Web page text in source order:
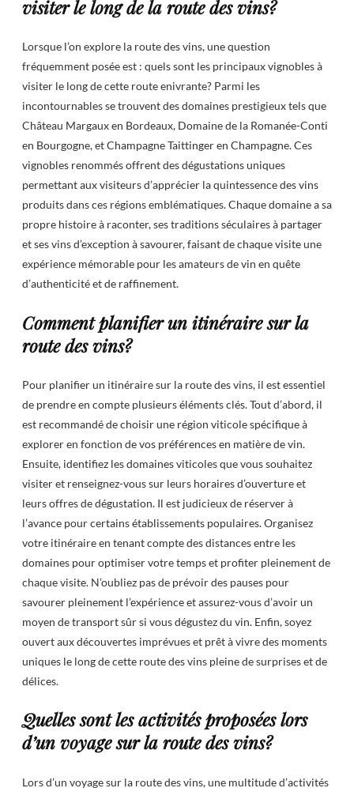
visiter le long de la route des vins?
Lorsque l’on explore la route des vins, une question
fréquemment posée est : quels sont les principaux vignobles à
visiter le long de cette route enivrante? Parmi les
incontournables se trouvent des domaines prestigieux tels que
Château Margaux en Bordeaux, Domaine de la Romanée-Conti
en Bourgogne, et Champagne Taittinger en Champagne. Ces
vignobles renommés offrent des dégustations uniques
permettant aux visiteurs d’apprécier la quintessence des vins
produits dans ces régions emblématiques. Chaque domaine a sa
propre histoire à raconter, ses traditions séculaires à partager
et ses vins d’exception à savourer, faisant de chaque visite une
expérience mémorable pour les amateurs de vin en quête
d’authenticité et de raffinement.
Comment planifier un itinéraire sur la
route des vins?
Pour planifier un itinéraire sur la route des vins, il est essentiel
de prendre en compte plusieurs éléments clés. Tout d’abord, il
est recommandé de choisir une région viticole spécifique à
explorer en fonction de vos préférences en matière de vin.
Ensuite, identifiez les domaines viticoles que vous souhaitez
visiter et renseignez-vous sur leurs horaires d’ouverture et
leurs offres de dégustation. Il est judicieux de réserver à
l’avance pour certains établissements populaires. Organisez
votre itinéraire en tenant compte des distances entre les
domaines pour optimiser votre temps et profiter pleinement de
chaque visite. N’oubliez pas de prévoir des pauses pour
savourer pleinement l’expérience et assurez-vous d’avoir un
moyen de transport sûr si vous dégustez du vin. Enfin, soyez
ouvert aux découvertes imprévues et prêt à vivre des moments
uniques le long de cette route des vins pleine de surprises et de
délices.
Quelles sont les activités proposées lors
d’un voyage sur la route des vins?
Lors d’un voyage sur la route des vins, une multitude d’activités